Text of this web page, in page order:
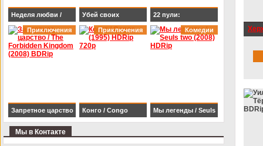
Неделя любви /
Week of Love (2003)
SATRip | P
Убей своих
любимых / Kill Your
Darlings (2013)
22 пули:
Бессмертный / 22
Bullets / L'immortel
Запретное царство
/ The Forbidden
Приключения
Конго / Congo
Приключения
Мы легенды / Seuls
Комедии
Мы в Контакте